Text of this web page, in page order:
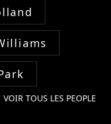
VOIR TOUS LES PEOPLE